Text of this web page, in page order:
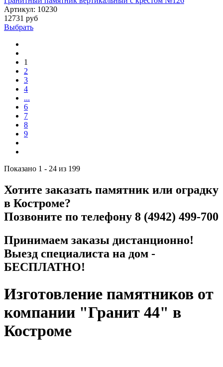
Артикул: 10230
12731 руб
Выбрать
1
2
3
4
...
6
7
8
9
Показано 1 - 24 из 199
Хотите заказать памятник или оградку
в Костроме?
Позвоните по телефону 8 (4942) 499-700
Принимаем заказы дистанционно!
Выезд специалиста на дом -
БЕСПЛАТНО!
Изготовление памятников от
компании "Гранит 44" в
Костроме